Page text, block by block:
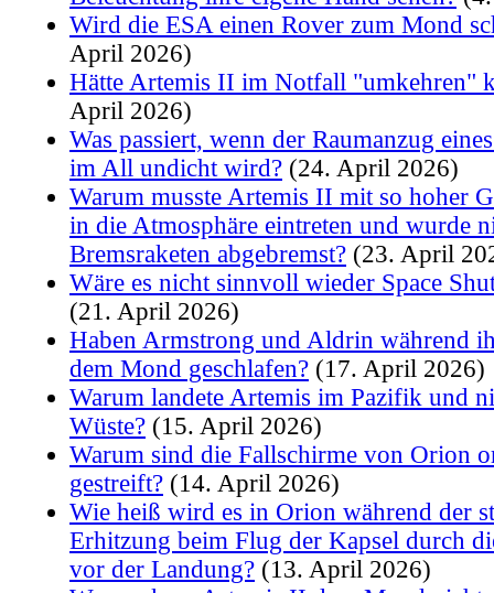
Wird die ESA einen Rover zum Mond
April 2026)
Hätte Artemis II im Notfall "umkehren"
April 2026)
Was passiert, wenn der Raumanzug
im All undicht wird? (24. April 2026)
Warum musste Artemis II mit so hoher
in die Atmosphäre eintreten und wurde
Bremsraketen abgebremst? (23. April
Wäre es nicht sinnvoll wieder Space
(21. April 2026)
Haben Armstrong und Aldrin während
dem Mond geschlafen? (17. April 2026)
Warum landete Artemis im Pazifik und
Wüste? (15. April 2026)
Warum sind die Fallschirme von Orion
gestreift? (14. April 2026)
Wie heiß wird es in Orion während der
Erhitzung beim Flug der Kapsel durch
vor der Landung? (13. April 2026)